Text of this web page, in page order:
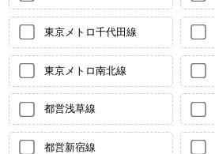
東京メトロ千代田線
東京メトロ南北線
都営浅草線
都営新宿線